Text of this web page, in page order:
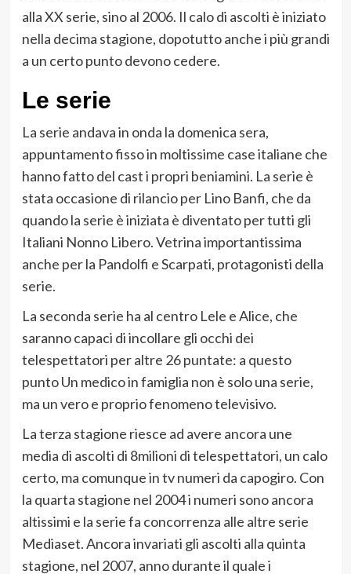
alla XX serie, sino al 2006. Il calo di ascolti è iniziato
nella decima stagione, dopotutto anche i più grandi
a un certo punto devono cedere.
Le serie
La serie andava in onda la domenica sera,
appuntamento fisso in moltissime case italiane che
hanno fatto del cast i propri beniamini. La serie è
stata occasione di rilancio per Lino Banfi, che da
quando la serie è iniziata è diventato per tutti gli
Italiani Nonno Libero. Vetrina importantissima
anche per la Pandolfi e Scarpati, protagonisti della
serie.
La seconda serie ha al centro Lele e Alice, che
saranno capaci di incollare gli occhi dei
telespettatori per altre 26 puntate: a questo
punto Un medico in famiglia non è solo una serie,
ma un vero e proprio fenomeno televisivo.
La terza stagione riesce ad avere ancora une
media di ascolti di 8milioni di telespettatori, un calo
certo, ma comunque in tv numeri da capogiro. Con
la quarta stagione nel 2004 i numeri sono ancora
altissimi e la serie fa concorrenza alle altre serie
Mediaset. Ancora invariati gli ascolti alla quinta
stagione, nel 2007, anno durante il quale i